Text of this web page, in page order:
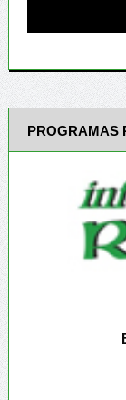
PROGRAMAS